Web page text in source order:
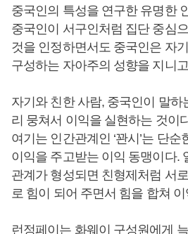
중국인의 특성을 연구한 유명한
중국인이 서구인처럼 집단 중심
것을 인정하면서도 중국인은 자
구성하는 자아주의 성향을 지니
자기와 친한 사람, 중국인이 말하
리 뭉쳐서 이익을 실현하는 것이
여기는 인간관계인 ‘꽌시’는 단
이익을 주고받는 이익 동맹이다.
관계가 형성되면 친형제처럼 서
로 힘이 되어 주면서 힘을 합쳐
런정페이는 화웨이 구성원에게